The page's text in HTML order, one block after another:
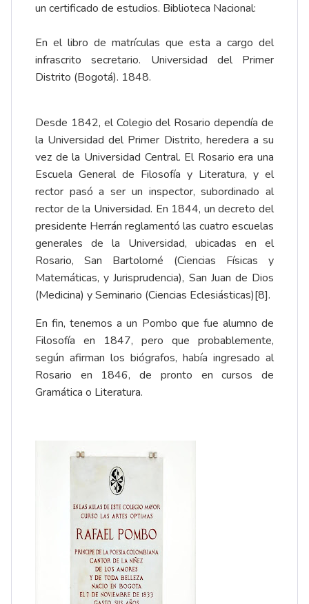
un certificado de estudios. Biblioteca Nacional:
En el libro de matrículas que esta a cargo del
infrascrito secretario. Universidad del Primer
Distrito (Bogotá). 1848.
Desde 1842, el Colegio del Rosario dependía de
la Universidad del Primer Distrito, heredera a su
vez de la Universidad Central. El Rosario era una
Escuela General de Filosofía y Literatura, y el
rector pasó a ser un inspector, subordinado al
rector de la Universidad. En 1844, un decreto del
presidente Herrán reglamentó las cuatro escuelas
generales de la Universidad, ubicadas en el
Rosario, San Bartolomé (Ciencias Físicas y
Matemáticas, y Jurisprudencia), San Juan de Dios
(Medicina) y Seminario (Ciencias Eclesiásticas)[8].
En fin, tenemos a un Pombo que fue alumno de
Filosofía en 1847, pero que probablemente,
según afirman los biógrafos, había ingresado al
Rosario en 1846, de pronto en cursos de
Gramática o Literatura.